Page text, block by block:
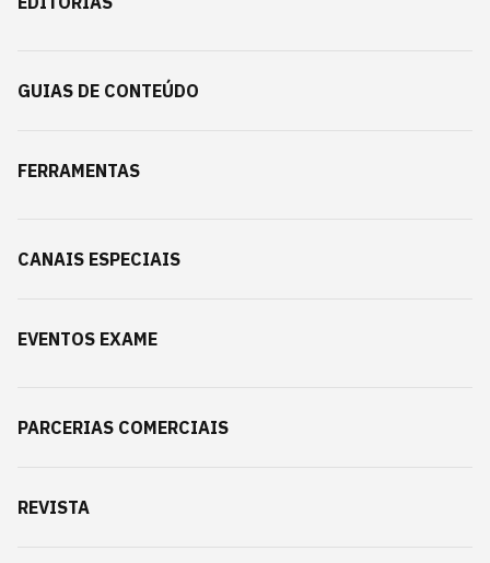
GUIAS DE CONTEÚDO
FERRAMENTAS
CANAIS ESPECIAIS
EVENTOS EXAME
PARCERIAS COMERCIAIS
REVISTA